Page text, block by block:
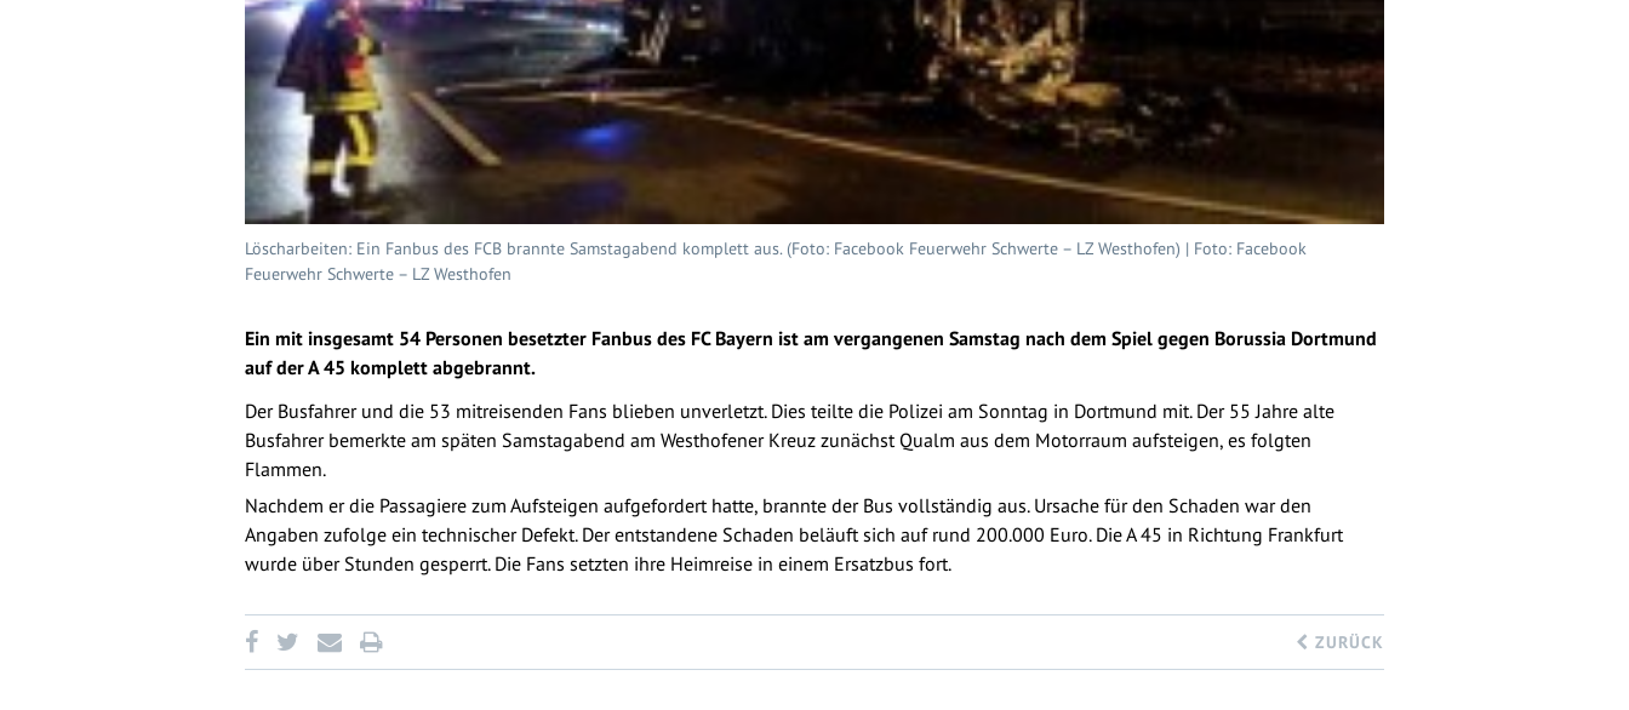
Löscharbeiten: Ein Fanbus des FCB brannte Samstagabend komplett aus. (Foto: Facebook Feuerwehr Schwerte – LZ Westhofen) | Foto: Facebook
Feuerwehr Schwerte – LZ Westhofen
Ein mit insgesamt 54 Personen besetzter Fanbus des FC Bayern ist am vergangenen Samstag nach dem Spiel gegen Borussia Dortmund
auf der A 45 komplett abgebrannt.
Der Busfahrer und die 53 mitreisenden Fans blieben unverletzt. Dies teilte die Polizei am Sonntag in Dortmund mit. Der 55 Jahre alte
Busfahrer bemerkte am späten Samstagabend am Westhofener Kreuz zunächst Qualm aus dem Motorraum aufsteigen, es folgten
Flammen.
Nachdem er die Passagiere zum Aufsteigen aufgefordert hatte, brannte der Bus vollständig aus. Ursache für den Schaden war den
Angaben zufolge ein technischer Defekt. Der entstandene Schaden beläuft sich auf rund 200.000 Euro. Die A 45 in Richtung Frankfurt
wurde über Stunden gesperrt. Die Fans setzten ihre Heimreise in einem Ersatzbus fort.
ZURÜCK